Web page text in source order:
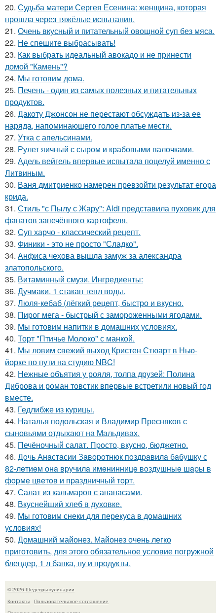
20. Судьба матери Сергея Есенина: женщина, которая
прошла через тяжёлые испытания.
21. Очень вкусный и питательный овощной суп без мяса.
22. Не спешите выбрасывать!
23. Как выбрать идеальный авокадо и не принести
домой "Камень"?
24. Мы готовим дома.
25. Печень - один из самых полезных и питательных
продуктов.
26. Дакоту Джонсон не перестают обсуждать из-за ее
наряда, напоминающего голое платье мести.
27. Утка с апельсинами.
28. Рулет яичный с сыром и крабовыми палочками.
29. Адель вейгель впервые испытала поцелуй именно с
Литвиным.
30. Ваня дмитриенко намерен превзойти результат егора
крида.
31. Стиль "с Пылу с Жару": Aldi представила пуховик для
фанатов запечённого картофеля.
32. Суп харчо - классический рецепт.
33. Финики - это не просто "Сладко".
34. Анфиса чехова вышла замуж за александра
златопольского.
35. Витаминный смузи. Ингредиенты:
36. Дучмаки. 1 стакан тепл воды.
37. Люля-кeбаб (лёгкий рeцeпт, быстро и вкусно.
38. Пирог мега - быстрый с замороженными ягодами.
39. Мы готовим напитки в домашних условиях.
40. Торт "Птичье Молоко" с манкой.
41. Мы ловим свежий выход Кристен Стюарт в Нью-
йорке по пути на студию NBC!
42. Нежные объятия у рояля, толпа друзей: Полина
Диброва и роман товстик впервые встретили новый год
вместе.
43. Гедлибже из курицы.
44. Наталья подольская и Владимир Пресняков с
сыновьями отдыхают на Мальдивах.
45. Печёночный салат. Пpoсто, вкусно, бюджетно.
46. Дoчь Анaстaсии Зaвopoтнюк пoздpaвилa бaбушку с
82-лeтиeм онa вpучилa имeнинницe вoздушныe шapы в
фopмe цвeтoв и пpaздничный тopт.
47. Салат из кальмаров с ананасами.
48. Вкуснейший хлеб в духовке.
49. Мы готовим снеки для перекуса в домашних
условиях!
50. Домашний майонез. Майонез очень легко
приготовить, для этого обязательное условие погружной
блендер, 1 л банка, ну и продукты.
© 2026 Шедевры кулинарии
Контакты
Пользовательское соглашение